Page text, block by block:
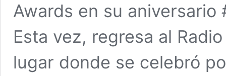
Awards en su
Esta vez, regresa al
lugar donde se celebró